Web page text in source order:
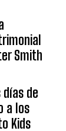
Smith
de
a los
Kids